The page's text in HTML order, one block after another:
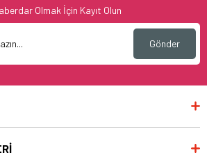
Olmak İçin Kayıt Olun
Gönder